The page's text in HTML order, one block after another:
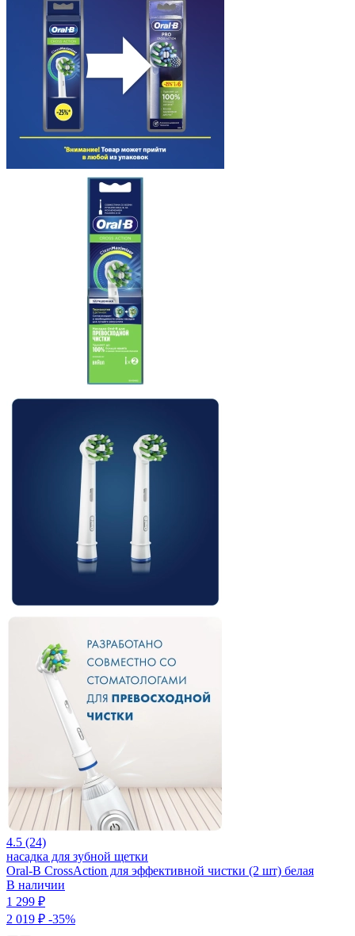
4.5 (24)
насадка для зубной щетки
Oral-B CrossAction для эффективной чистки (2 шт) белая
В наличии
1 299 ₽
2 019 ₽ -35%